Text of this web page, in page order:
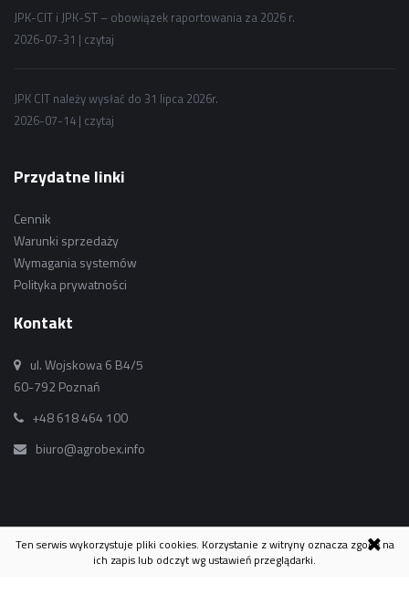
JPK-CIT i JPK-ST – obowiązek raportowania za 2026 r.
2026-07-31 | czytaj
JPK CIT należy wysłać do 31 lipca 2026r.
2026-07-14 | czytaj
Przydatne linki
Cennik
Warunki sprzedaży
Wymagania systemów
Polityka prywatności
Kontakt
ul. Wojskowa 6 B4/5
60-792 Poznań
+48 618 464 100
biuro@agrobex.info
Ten serwis wykorzystuje pliki cookies. Korzystanie z witryny oznacza zgodę na
ich zapis lub odczyt wg ustawień przeglądarki.